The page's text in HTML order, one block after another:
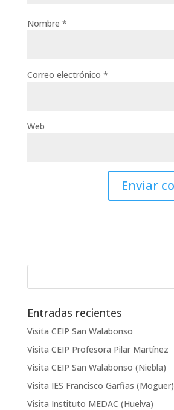
Nombre *
Correo electrónico *
Web
Entradas recientes
Visita CEIP San Walabonso
Visita CEIP Profesora Pilar Martínez
Visita CEIP San Walabonso (Niebla)
Visita IES Francisco Garfias (Moguer)
Visita Instituto MEDAC (Huelva)